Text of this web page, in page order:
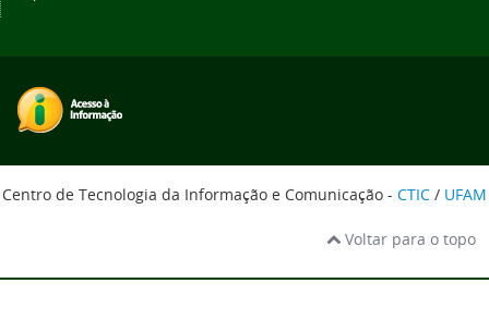
Centro de Tecnologia da Informação e Comunicação - CTIC / UFAM
Voltar para o topo